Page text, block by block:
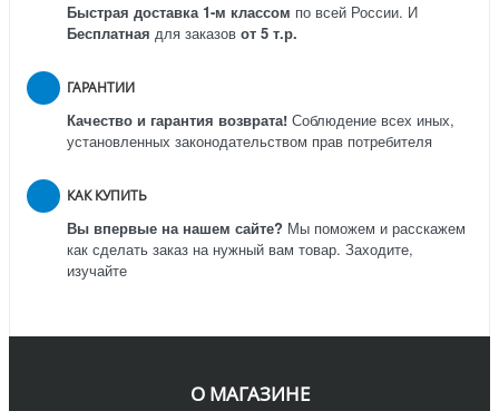
Быстрая доставка 1-м классом по всей России. И
Бесплатная для заказов от 5 т.р.
ГАРАНТИИ
Качество и гарантия возврата! Соблюдение всех иных,
установленных законодательством прав потребителя
КАК КУПИТЬ
Вы впервые на нашем сайте? Мы поможем и расскажем
как сделать заказ на нужный вам товар. Заходите,
изучайте
О МАГАЗИНЕ